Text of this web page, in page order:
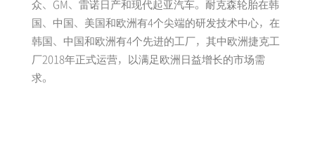
众、GM、雷诺日产和现代起亚汽车。耐克森轮胎在韩
国、中国、美国和欧洲有4个尖端的研发技术中心，在
韩国、中国和欧洲有4个先进的工厂，其中欧洲捷克工
厂2018年正式运营，以满足欧洲日益增长的市场需
求。